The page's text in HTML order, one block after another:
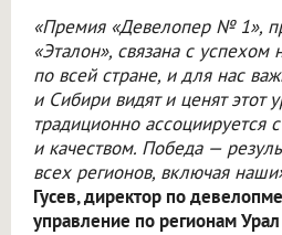
«Премия «Девелопер № 1»,
«Эталон», связана с успехом
по всей стране, и для нас
и Сибири видят и ценят этот
традиционно ассоциируется
и качеством. Победа —
всех регионов, включая
Гусев, директор по
управление по регионам